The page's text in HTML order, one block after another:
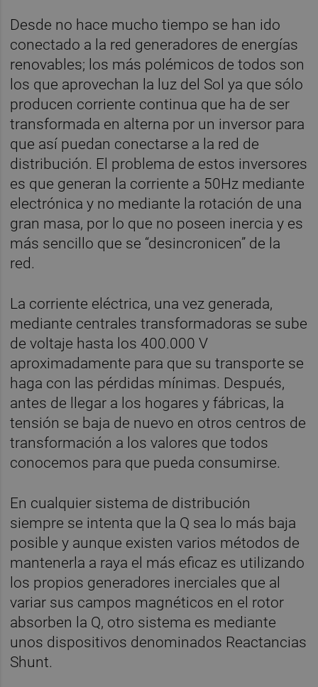
Desde no hace mucho tiempo se han ido
conectado a la red generadores de energías
renovables; los más polémicos de todos son
los que aprovechan la luz del Sol ya que sólo
producen corriente continua que ha de ser
transformada en alterna por un inversor para
que así puedan conectarse a la red de
distribución. El problema de estos inversores
es que generan la corriente a 50Hz mediante
electrónica y no mediante la rotación de una
gran masa, por lo que no poseen inercia y es
más sencillo que se “desincronicen” de la
red.
La corriente eléctrica, una vez generada,
mediante centrales transformadoras se sube
de voltaje hasta los 400.000 V
aproximadamente para que su transporte se
haga con las pérdidas mínimas. Después,
antes de llegar a los hogares y fábricas, la
tensión se baja de nuevo en otros centros de
transformación a los valores que todos
conocemos para que pueda consumirse.
En cualquier sistema de distribución
siempre se intenta que la Q sea lo más baja
posible y aunque existen varios métodos de
mantenerla a raya el más eficaz es utilizando
los propios generadores inerciales que al
variar sus campos magnéticos en el rotor
absorben la Q, otro sistema es mediante
unos dispositivos denominados Reactancias
Shunt.